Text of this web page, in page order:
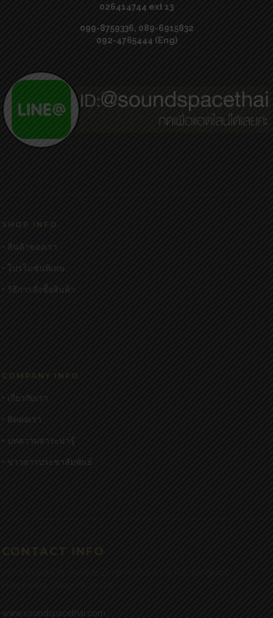
026414744 ext 13
099-8759336, 089-6915832
092-4765444 (Eng)
SHOP INFO
• สินค้าของเรา
• โปรโมชั่นพิเศษ
• วิธีการสั่งซื้อสินค้า
COMPANY INFO
• เกี่ยวกับเรา
• ติดต่อเรา
• บทความสาระน่ารู้
• ข่าวสารประชาสัมพันธ์
CONTACT INFO
www.soundspacethai.com